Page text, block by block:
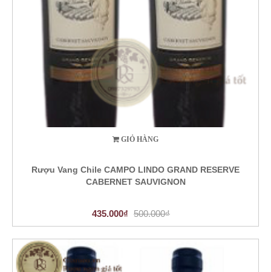
GIỎ HÀNG
Rượu Vang Chile CAMPO LINDO GRAND RESERVE
CABERNET SAUVIGNON
435.000₫ 500.000₫